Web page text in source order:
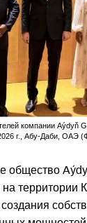
компании Aýdyň
г., Абу-Даби, ОАЭ
общество
на территории